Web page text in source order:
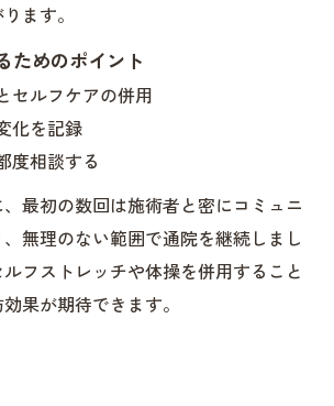
ます。
ためのポイント
セルフケアの併用
化を記録
度相談する
最初の数回は施術者と密にコミュニ
無理のない範囲で通院を継続しまし
フストレッチや体操を併用すること
果が期待できます。